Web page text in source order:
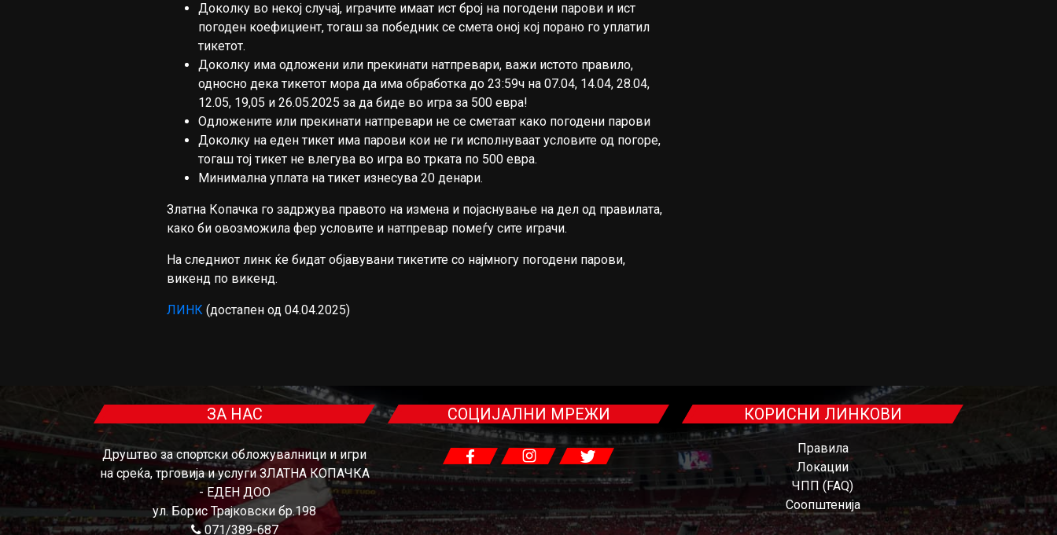
Доколку во некој случај, играчите имаат ист број на погодени парови и ист
погоден коефициент, тогаш за победник се смета оној кој порано го уплатил
тикетот.
Доколку има одложени или прекинати натпревари, важи истото правило,
односно дека тикетот мора да има обработка до 23:59ч на 07.04, 14.04, 28.04,
12.05, 19,05 и 26.05.2025 за да биде во игра за 500 евра!
Одложените или прекинати натпревари не се сметаат како погодени парови
Доколку на еден тикет има парови кои не ги исполнуваат условите од погоре,
тогаш тој тикет не влегува во игра во трката по 500 евра.
Минимална уплата на тикет изнесува 20 денари.
Златна Копачка го задржува правото на измена и појаснување на дел од правилата,
како би овозможила фер условите и натпревар помеѓу сите играчи.
На следниот линк ќе бидат објавувани тикетите со најмногу погодени парови,
викенд по викенд.
ЛИНК (достапен од 04.04.2025)
ЗА НАС
Друштво за спортски обложувалници и игри
на среќа, трговија и услуги ЗЛАТНА КОПАЧКА
- ЕДЕН ДОО
ул. Борис Трајковски бр.198
071/389-687
СОЦИЈАЛНИ МРЕЖИ КОРИСНИ ЛИНКОВИ
Правила
Локации
ЧПП (FAQ)
Соопштенија